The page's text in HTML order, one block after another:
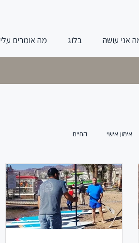
אני עושה בלוג מה אומרים עלי
אימון אישי החיים